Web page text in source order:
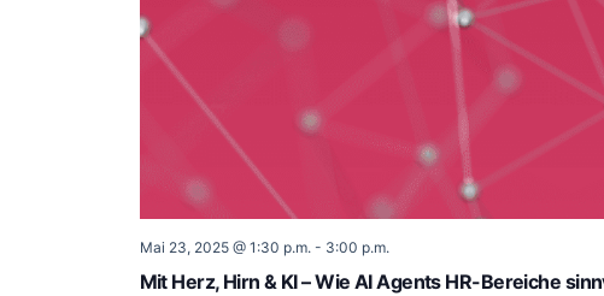
Mai 23, 2025 @ 1:30 p.m.- 3:00 p.m.
Mit Herz, Hirn & KI – Wie AI Agents HR-Bereiche